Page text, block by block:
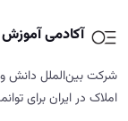
آکادمی
شرکت بین‌الملل دانش
املاک در ایران برای